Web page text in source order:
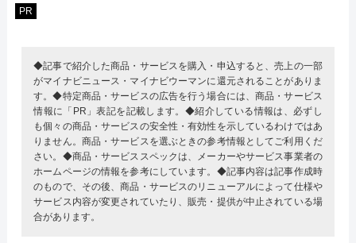
PR
◆記事で紹介した商品・サービスを購入・申込すると、売上の一部
がマイナビニュース・マイナビウーマンに還元されることがありま
す。◆特定商品・サービスの広告を行う場合には、商品・サービス
情報に「PR」表記を記載します。◆紹介している情報は、必ずし
も個々の商品・サービスの安全性・有効性を示しているわけではあ
りません。商品・サービスを選ぶときの参考情報としてご利用くだ
さい。◆商品・サービススペックは、メーカーやサービス事業者の
ホームページの情報を参考にしています。◆記事内容は記事作成時
のもので、その後、商品・サービスのリニューアルによって仕様や
サービス内容が変更されていたり、販売・提供が中止されている場
合があります。